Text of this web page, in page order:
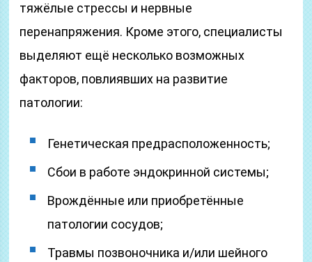
тяжёлые стрессы и нервные
перенапряжения. Кроме этого, специалисты
выделяют ещё несколько возможных
факторов, повлиявших на развитие
патологии:
Генетическая предрасположенность;
Сбои в работе эндокринной системы;
Врождённые или приобретённые
патологии сосудов;
Травмы позвоночника и/или шейного